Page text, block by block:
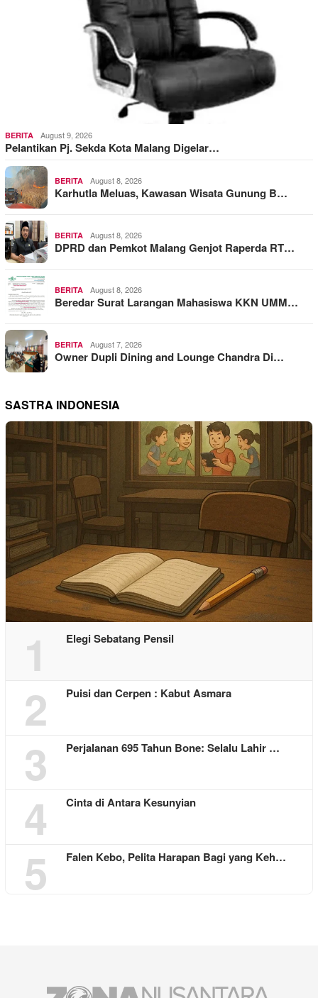
BERITA August 9, 2026
Pelantikan Pj. Sekda Kota Malang Digelar…
BERITA August 8, 2026
Karhutla Meluas, Kawasan Wisata Gunung B…
BERITA August 8, 2026
DPRD dan Pemkot Malang Genjot Raperda RT…
BERITA August 8, 2026
Beredar Surat Larangan Mahasiswa KKN UMM…
BERITA August 7, 2026
Owner Dupli Dining and Lounge Chandra Di…
SASTRA INDONESIA
1 Elegi Sebatang Pensil
2 Puisi dan Cerpen : Kabut Asmara
3 Perjalanan 695 Tahun Bone: Selalu Lahir …
4 Cinta di Antara Kesunyian
5 Falen Kebo, Pelita Harapan Bagi yang Keh…